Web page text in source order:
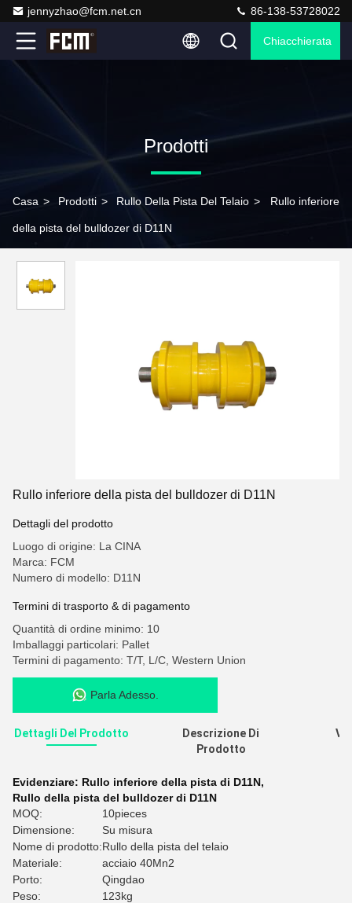
jennyzhao@fcm.net.cn 86-138-53728022
Chiacchierata
Prodotti
Casa > Prodotti > Rullo Della Pista Del Telaio > Rullo inferiore
della pista del bulldozer di D11N
Rullo inferiore della pista del bulldozer di D11N
Dettagli del prodotto
Luogo di origine: La CINA
Marca: FCM
Numero di modello: D11N
Termini di trasporto & di pagamento
Quantità di ordine minimo: 10
Imballaggi particolari: Pallet
Termini di pagamento: T/T, L/C, Western Union
Parla Adesso.
Dettagli Del Prodotto
Descrizione Di
Prodotto
Evidenziare: Rullo inferiore della pista di D11N,
Rullo della pista del bulldozer di D11N
MOQ:
10pieces
Dimensione:
Su misura
Nome di prodotto:Rullo della pista del telaio
Materiale:
acciaio 40Mn2
Porto:
Qingdao
Peso:
123kg